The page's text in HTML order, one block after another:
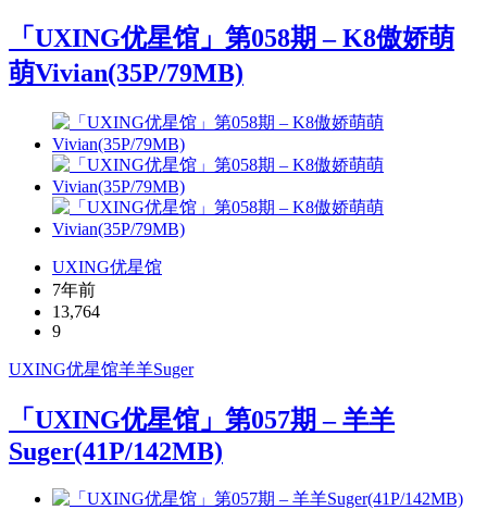
「UXING优星馆」第058期 – K8傲娇萌
萌Vivian(35P/79MB)
UXING优星馆
7年前
13,764
9
UXING优星馆羊羊Suger
「UXING优星馆」第057期 – 羊羊
Suger(41P/142MB)